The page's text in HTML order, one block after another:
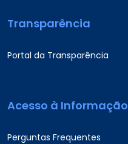
Transparência
Portal da Transparência
Acesso à Informação
Perguntas Frequentes